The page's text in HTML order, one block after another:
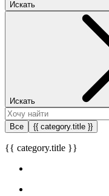
Искать
Искать
Все {{ category.title }}
{{ category.title }}